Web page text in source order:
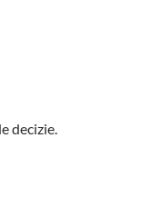
decizie.